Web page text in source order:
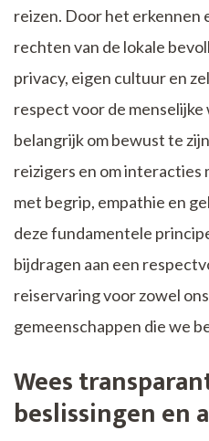
reizen. Door het erkennen
rechten van de lokale
privacy, eigen cultuur en
respect voor de
belangrijk om bewust te
reizigers en om
met begrip, empathie en
deze fundamentele
bijdragen aan een
reiservaring voor zowel
gemeenschappen die we
Wees
beslissingen en